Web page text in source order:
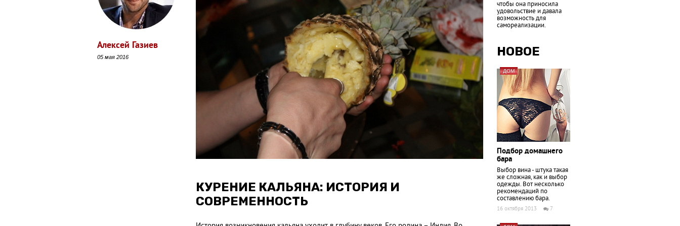
чтобы она приносила
удовольствие и давала
возможность для
самореализации.
НОВОЕ
ДОМ
Подбор домашнего
бара
Выбор вина - штука такая
же сложная, как и выбор
одежды. Вот несколько
рекомендаций по
составлению бара.
16 октября 2013 7
Алексей Газиев
05 мая 2016
КУРЕНИЕ КАЛЬЯНА: ИСТОРИЯ И
СОВРЕМЕННОСТЬ